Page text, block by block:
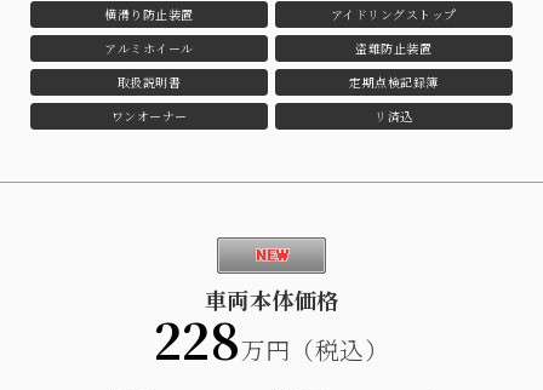
横滑り防止装置
アイドリングストップ
アルミホイール
盗難防止装置
取扱説明書
定期点検記録簿
ワンオーナー
リ済込
車両本体価格
228万円（税込）